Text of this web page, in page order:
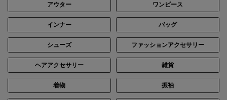
アウター ワンピース
インナー バッグ
シューズ ファッションアクセサリー
ヘアアクセサリー 雑貨
着物 振袖